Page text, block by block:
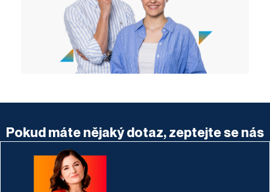
Pokud máte nějaký dotaz, zeptejte se nás